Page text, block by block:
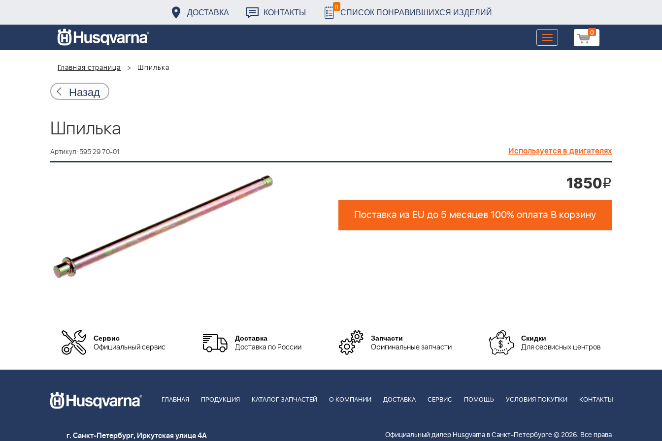
ДОСТАВКА КОНТАКТЫ 0 СПИСОК ПОНРАВИВШИХСЯ ИЗДЕЛИЙ
0
Toggle
navigation
Главная страница
Шпилька
Назад
Шпилька
Артикул: 595 29 70-01 Используется в двигателях
1850i
Поставка из EU до 5 месяцев 100% оплата В корзину
Сервис
Официальный сервис
Доставка
Доставка по России
Запчасти
Оригинальные запчасти
Скидки
Для сервисных центров
ГЛАВНАЯ ПРОДУКЦИЯ КАТАЛОГ ЗАПЧАСТЕЙ О КОМПАНИИ ДОСТАВКА СЕРВИС ПОМОЩЬ УСЛОВИЯ ПОКУПКИ КОНТАКТЫ
г. Санкт-Петербург, Иркутская улица 4А
Официальный дилер Husgvarna в Санкт-Петербурге © 2026. Все права